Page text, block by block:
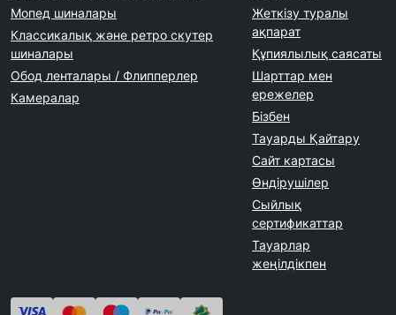
Мопед шиналары
Классикалық және ретро скутер
шиналары
Обод ленталары / Флипперлер
Камералар
Жеткізу туралы
ақпарат
Құпиялылық саясаты
Шарттар мен
ережелер
Бізбен
Тауарды Қайтару
Сайт картасы
Өндірушілер
Сыйлық
сертификаттар
Тауарлар
жеңілдікпен